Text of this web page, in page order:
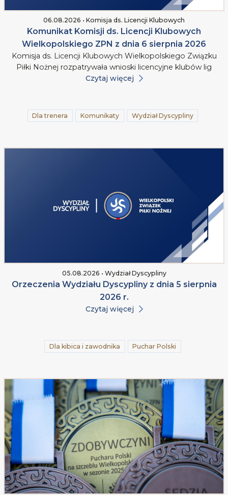
06.08.2026 • Komisja ds. Licencji Klubowych
Komunikat Komisji ds. Licencji Klubowych
Wielkopolskiego ZPN z dnia 6 sierpnia 2026
Komisja ds. Licencji Klubowych Wielkopolskiego Związku
Piłki Nożnej rozpatrywała wnioski licencyjne klubów lig
Czytaj więcej
Dla trenera Komunikaty Wydział Dyscypliny
05.08.2026 • Wydział Dyscypliny
Orzeczenia Wydziału Dyscypliny z dnia 5 sierpnia
2026 r.
Czytaj więcej
Dla kibica i zawodnika Puchar Polski